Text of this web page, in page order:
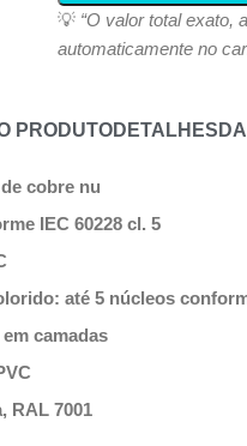
💡 “O valor total exato,
automaticamente no
PRODUTODETALHES
cobre nu
IEC 60228 cl. 5
até 5 núcleos
camadas
RAL 7001